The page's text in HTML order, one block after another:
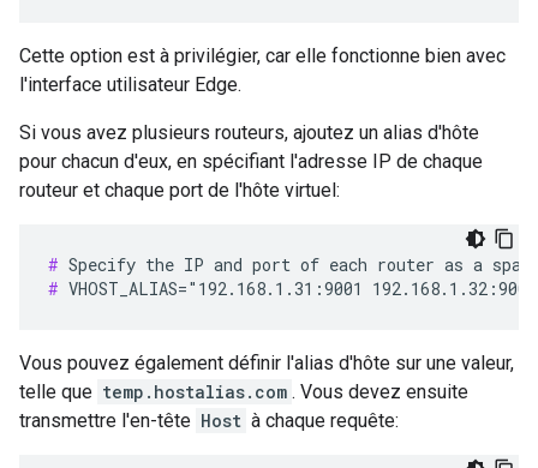
Cette option est à privilégier, car elle fonctionne bien avec
l'interface utilisateur Edge.
Si vous avez plusieurs routeurs, ajoutez un alias d'hôte
pour chacun d'eux, en spécifiant l'adresse IP de chaque
routeur et chaque port de l'hôte virtuel:
#
# VHOST_ALIAS="192.168.1.31:9001
Vous pouvez également définir l'alias d'hôte sur une valeur,
telle que temp.hostalias.com . Vous devez ensuite
transmettre l'en-tête Host à chaque requête: